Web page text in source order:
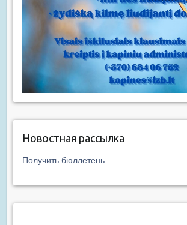
Новостная рассылка
Получить бюллетень